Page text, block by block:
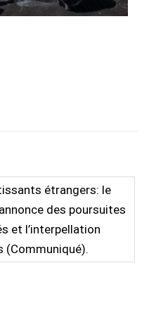
étrangers: le
des poursuites
et l’interpellation
(Communiqué).